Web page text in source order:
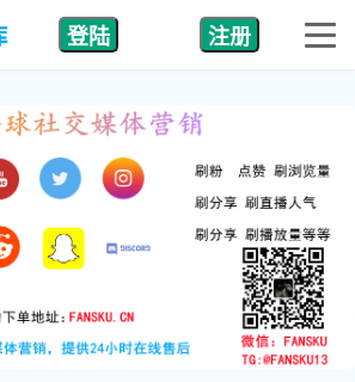
登陆 注册